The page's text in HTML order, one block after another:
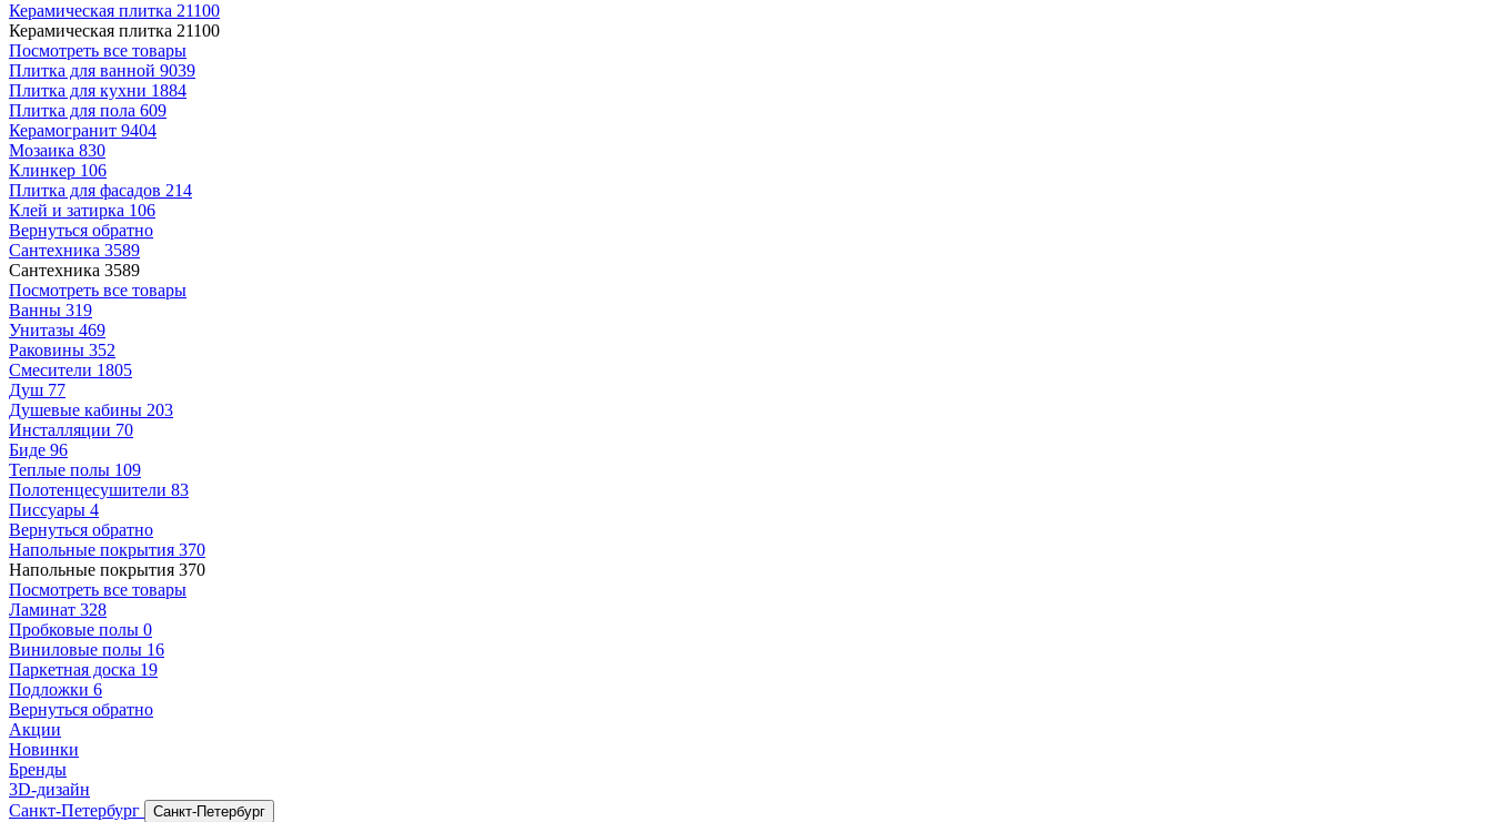
Керамическая плитка 21100
Керамическая плитка 21100
Посмотреть все товары
Плитка для ванной 9039
Плитка для кухни 1884
Плитка для пола 609
Керамогранит 9404
Мозаика 830
Клинкер 106
Плитка для фасадов 214
Клей и затирка 106
Вернуться обратно
Сантехника 3589
Сантехника 3589
Посмотреть все товары
Ванны 319
Унитазы 469
Раковины 352
Смесители 1805
Душ 77
Душевые кабины 203
Инсталляции 70
Биде 96
Теплые полы 109
Полотенцесушители 83
Писсуары 4
Вернуться обратно
Напольные покрытия 370
Напольные покрытия 370
Посмотреть все товары
Ламинат 328
Пробковые полы 0
Виниловые полы 16
Паркетная доска 19
Подложки 6
Вернуться обратно
Акции
Новинки
Бренды
3D-дизайн
Санкт-Петербург
Санкт-Петербург